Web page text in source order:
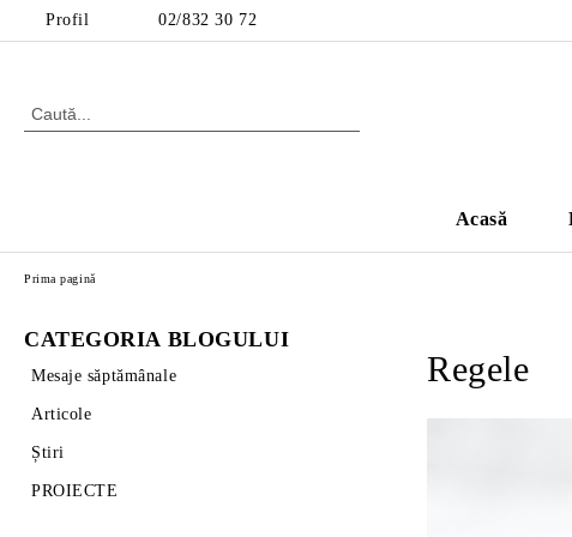
Profil 02/832 30 72
Acasă
CATEGORIA BLOGULUI
Mesaje săptămânale
Articole
Știri
PROIECTE
Prima pagină
Regele